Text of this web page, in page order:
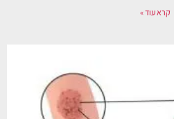
קרא עוד »